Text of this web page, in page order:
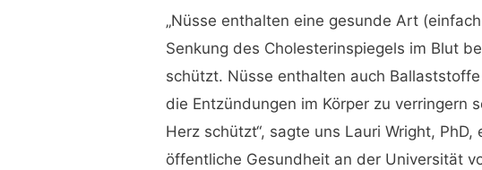
„Nüsse enthalten eine gesunde Art
Senkung des Cholesterinspiegels im Blut
schützt. Nüsse enthalten auch
die Entzündungen im Körper zu verringern
Herz schützt“, sagte uns Lauri Wright,
öffentliche Gesundheit an der Universität